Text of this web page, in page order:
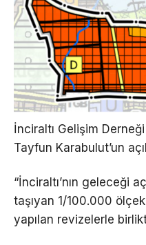
İnciraltı Gelişim Derneği
Tayfun Karabulut’un
“İnciraltı’nın geleceği
taşıyan 1/100.000
yapılan revizelerle